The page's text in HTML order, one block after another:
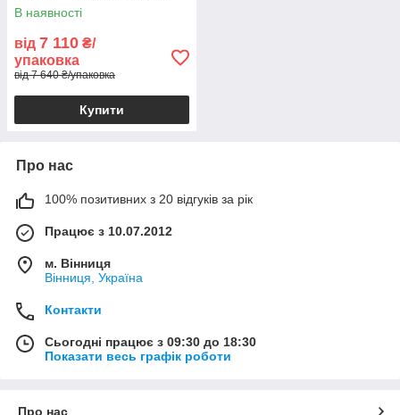
В наявності
від 7 110 ₴/
упаковка
від 7 640 ₴/упаковка
Купити
Про нас
100% позитивних з 20 відгуків за рік
Працює з 10.07.2012
м. Вінниця
Вінниця, Україна
Контакти
Сьогодні працює з 09:30 до 18:30
Показати весь графік роботи
Про нас